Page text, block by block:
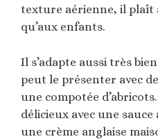
texture aérienne, il plaît
qu’aux enfants.
Il s’adapte aussi très
peut le présenter avec
une compotée
délicieux avec une
une crème anglaise